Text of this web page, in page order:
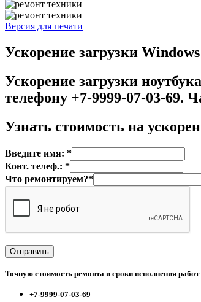
Версия для печати
Ускорение загрузки Windows
Ускорение загрузки
телефону +7-9999-07-03-69.
Узнать стоимость на у
Введите имя: *
Конт. телеф.: *
Что ремонтируем?*
Точную стоимость ремонта и сроки исполнения
+7-9999-07-03-69